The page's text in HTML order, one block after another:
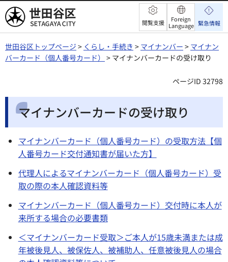
世田谷区 閲覧支援
Foreign
Language 緊急情報
世田谷区トップページ > くらし・手続き > マイナンバー > マイナン
バーカード（個人番号カード） > マイナンバーカードの受け取り
ページID 32798
マイナンバーカードの受け取り
マイナンバーカード（個人番号カード）の受取方法【個
人番号カード交付通知書が届いた方】
代理人によるマイナンバーカード（個人番号カード）受
取の際の本人確認資料等
マイナンバーカード（個人番号カード）交付時に本人が
来所する場合の必要書類
＜マイナンバーカード受取＞ご本人が15歳未満または成
年被後見人、被保佐人、被補助人、任意被後見人の場合